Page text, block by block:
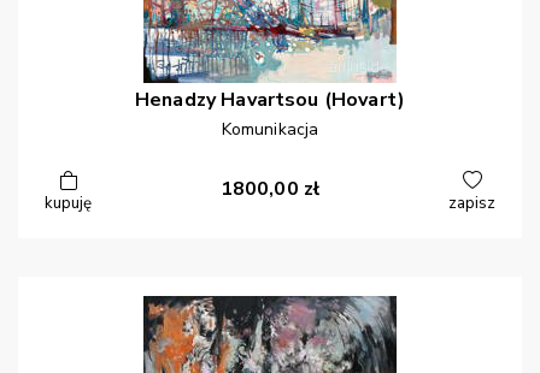
Henadzy Havartsou (Hovart)
Komunikacja
kupuję
1800,00 zł
zapisz